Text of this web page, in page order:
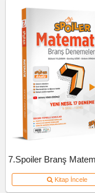
Kitap İncele